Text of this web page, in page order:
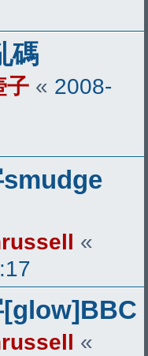
碼
子 « 2008-
«
[glow]BBC
«